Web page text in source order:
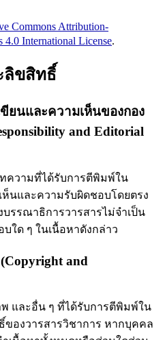
Commons Attribution-
International License.
ลิขสิทธิ์
ยนและความเห็นของกอง
and Editorial
ความที่ได้รับการตีพิมพ์ใน
ห็นและความรับผิดชอบโดยตรง
รรณาธิการวารสารไม่จำเป็น
ใด ๆ ในเนื้อหาดังกล่าว
and
และอื่น ๆ ที่ได้รับการตีพิมพ์ใน
ของวารสารวิชาการ หากบุคคล